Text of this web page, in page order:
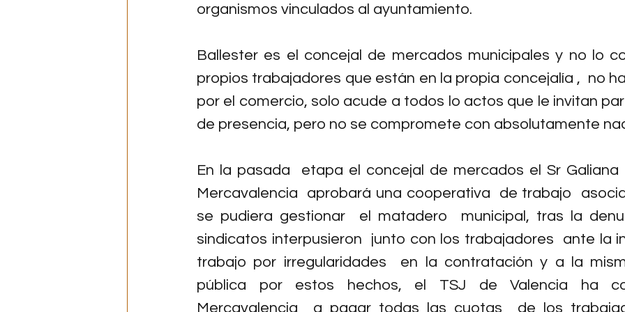
organismos vinculados al ayuntamiento.
Ballester es el concejal de mercados municipales y no lo
propios trabajadores que están en la propia concejalía ,  no
por el comercio, solo acude a todos lo actos que le invitan
de presencia, pero no se compromete con absolutamente
En la pasada  etapa el concejal de mercados el Sr Galiana
Mercavalencia  aprobará una cooperativa  de trabajo
se pudiera gestionar  el matadero  municipal, tras la
sindicatos interpusieron  junto con los trabajadores  ante la
trabajo por irregularidades  en la contratación y a la
pública por estos hechos, el TSJ de Valencia ha
Mercavalencia  a pagar todas las cuotas  de los